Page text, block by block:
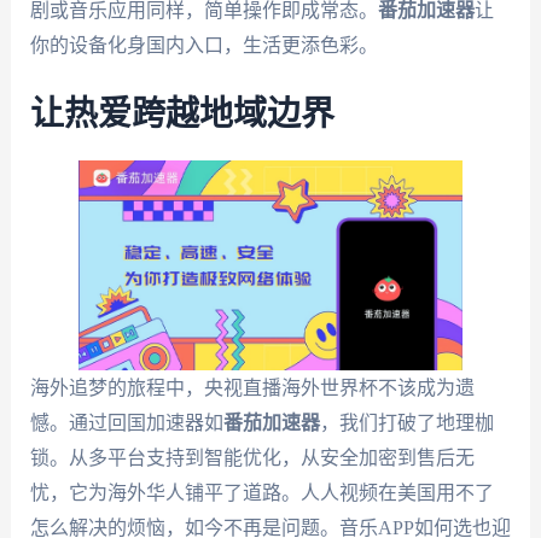
剧或音乐应用同样，简单操作即成常态。 番茄加速器让
你的设备化身国内入口，生活更添色彩。
让热爱跨越地域边界
海外追梦的旅程中，央视直播海外世界杯不该成为遗
憾。通过回国加速器如番茄加速器，我们打破了地理枷
锁。从多平台支持到智能优化，从安全加密到售后无
忧，它为海外华人铺平了道路。人人视频在美国用不了
怎么解决的烦恼，如今不再是问题。音乐APP如何选也迎